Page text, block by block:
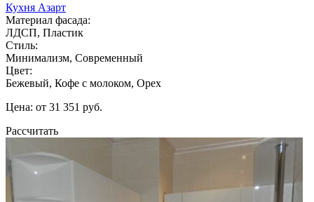
Кухня Азарт
Материал фасада:
ЛДСП, Пластик
Стиль:
Минимализм, Современный
Цвет:
Бежевый, Кофе с молоком, Орех
Цена: от 31 351 руб.
Рассчитать